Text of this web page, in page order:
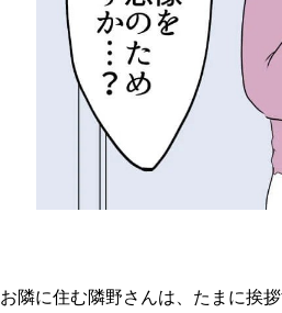
お隣に住む隣野さんは、たまに挨